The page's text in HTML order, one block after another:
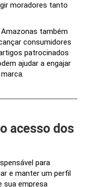
moradores tanto
também
consumidores
patrocinados
ajudar a engajar
acesso dos
para
e manter um perfil
sua empresa